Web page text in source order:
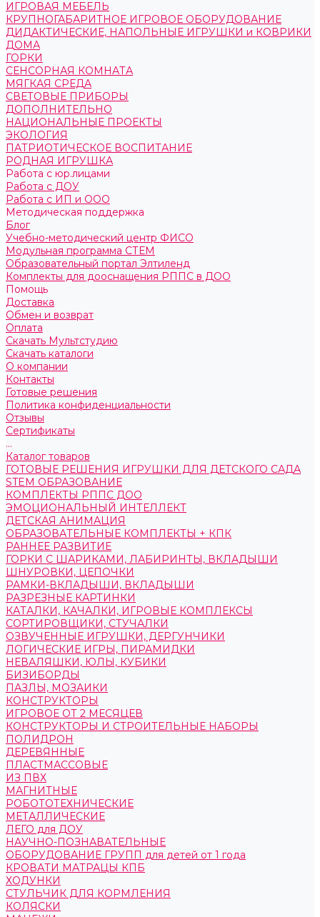
ИГРОВАЯ МЕБЕЛЬ
КРУПНОГАБАРИТНОЕ ИГРОВОЕ ОБОРУДОВАНИЕ
ДИДАКТИЧЕСКИЕ, НАПОЛЬНЫЕ ИГРУШКИ и КОВРИКИ
ДОМА
ГОРКИ
СЕНСОРНАЯ КОМНАТА
МЯГКАЯ СРЕДА
СВЕТОВЫЕ ПРИБОРЫ
ДОПОЛНИТЕЛЬНО
НАЦИОНАЛЬНЫЕ ПРОЕКТЫ
ЭКОЛОГИЯ
ПАТРИОТИЧЕСКОЕ ВОСПИТАНИЕ
РОДНАЯ ИГРУШКА
Работа с юр.лицами
Работа с ДОУ
Работа с ИП и ООО
Методическая поддержка
Блог
Учебно-методический центр ФИСО
Модульная программа СТЕМ
Образовательный портал Элтиленд
Комплекты для дооснащения РППС в ДОО
Помощь
Доставка
Обмен и возврат
Оплата
Скачать Мультстудию
Скачать каталоги
О компании
Контакты
Готовые решения
Политика конфиденциальности
Отзывы
Сертификаты
...
Каталог товаров
ГОТОВЫЕ РЕШЕНИЯ ИГРУШКИ ДЛЯ ДЕТСКОГО САДА
STEM ОБРАЗОВАНИЕ
КОМПЛЕКТЫ РППС ДОО
ЭМОЦИОНАЛЬНЫЙ ИНТЕЛЛЕКТ
ДЕТСКАЯ АНИМАЦИЯ
ОБРАЗОВАТЕЛЬНЫЕ КОМПЛЕКТЫ + КПК
РАННЕЕ РАЗВИТИЕ
ГОРКИ С ШАРИКАМИ, ЛАБИРИНТЫ, ВКЛАДЫШИ
ШНУРОВКИ, ЦЕПОЧКИ
РАМКИ-ВКЛАДЫШИ, ВКЛАДЫШИ
РАЗРЕЗНЫЕ КАРТИНКИ
КАТАЛКИ, КАЧАЛКИ, ИГРОВЫЕ КОМПЛЕКСЫ
СОРТИРОВЩИКИ, СТУЧАЛКИ
ОЗВУЧЕННЫЕ ИГРУШКИ, ДЕРГУНЧИКИ
ЛОГИЧЕСКИЕ ИГРЫ, ПИРАМИДКИ
НЕВАЛЯШКИ, ЮЛЫ, КУБИКИ
БИЗИБОРДЫ
ПАЗЛЫ, МОЗАИКИ
КОНСТРУКТОРЫ
ИГРОВОЕ ОТ 2 МЕСЯЦЕВ
КОНСТРУКТОРЫ И СТРОИТЕЛЬНЫЕ НАБОРЫ
ПОЛИДРОН
ДЕРЕВЯННЫЕ
ПЛАСТМАССОВЫЕ
ИЗ ПВХ
МАГНИТНЫЕ
РОБОТОТЕХНИЧЕСКИЕ
МЕТАЛЛИЧЕСКИЕ
ЛЕГО для ДОУ
НАУЧНО-ПОЗНАВАТЕЛЬНЫЕ
ОБОРУДОВАНИЕ ГРУПП для детей от 1 года
КРОВАТИ МАТРАЦЫ КПБ
ХОДУНКИ
СТУЛЬЧИК ДЛЯ КОРМЛЕНИЯ
КОЛЯСКИ